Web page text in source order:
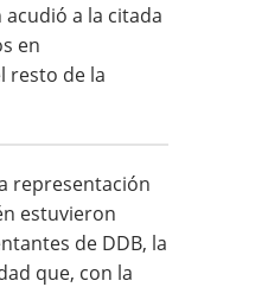
a la citada
en
resto de la
representación
estuvieron
de DDB, la
que, con la